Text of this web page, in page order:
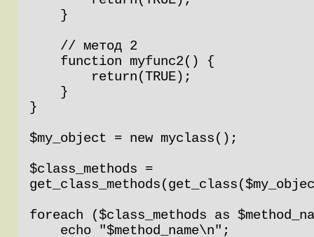
}
$my_object = new myclass();
$class_methods =
foreach ($class_methods as